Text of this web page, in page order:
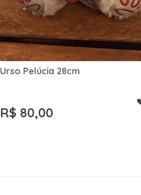
Urso Pelúcia 28cm
R$ 80,00